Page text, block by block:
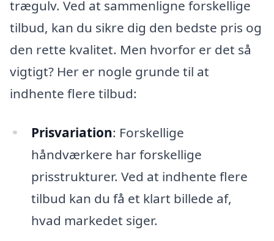
trægulv. Ved at sammenligne forskellige
tilbud, kan du sikre dig den bedste pris og
den rette kvalitet. Men hvorfor er det så
vigtigt? Her er nogle grunde til at
indhente flere tilbud:
Prisvariation: Forskellige
håndværkere har forskellige
prisstrukturer. Ved at indhente flere
tilbud kan du få et klart billede af,
hvad markedet siger.